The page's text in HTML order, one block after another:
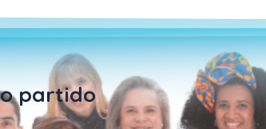
partido